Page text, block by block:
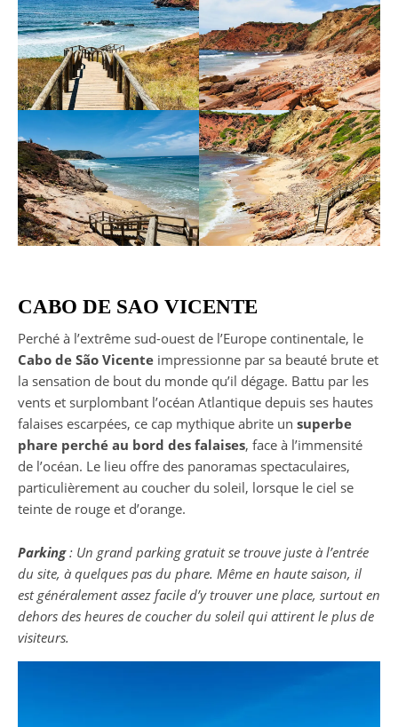
CABO DE SAO VICENTE
Perché à l’extrême sud-ouest de l’Europe continentale, le
Cabo de São Vicente impressionne par sa beauté brute et
la sensation de bout du monde qu’il dégage. Battu par les
vents et surplombant l’océan Atlantique depuis ses hautes
falaises escarpées, ce cap mythique abrite un superbe
phare perché au bord des falaises, face à l’immensité
de l’océan. Le lieu offre des panoramas spectaculaires,
particulièrement au coucher du soleil, lorsque le ciel se
teinte de rouge et d’orange.
Parking: Un grand parking gratuit se trouve juste à l’entrée
du site, à quelques pas du phare. Même en haute saison, il
est généralement assez facile d’y trouver une place, surtout en
dehors des heures de coucher du soleil qui attirent le plus de
visiteurs.